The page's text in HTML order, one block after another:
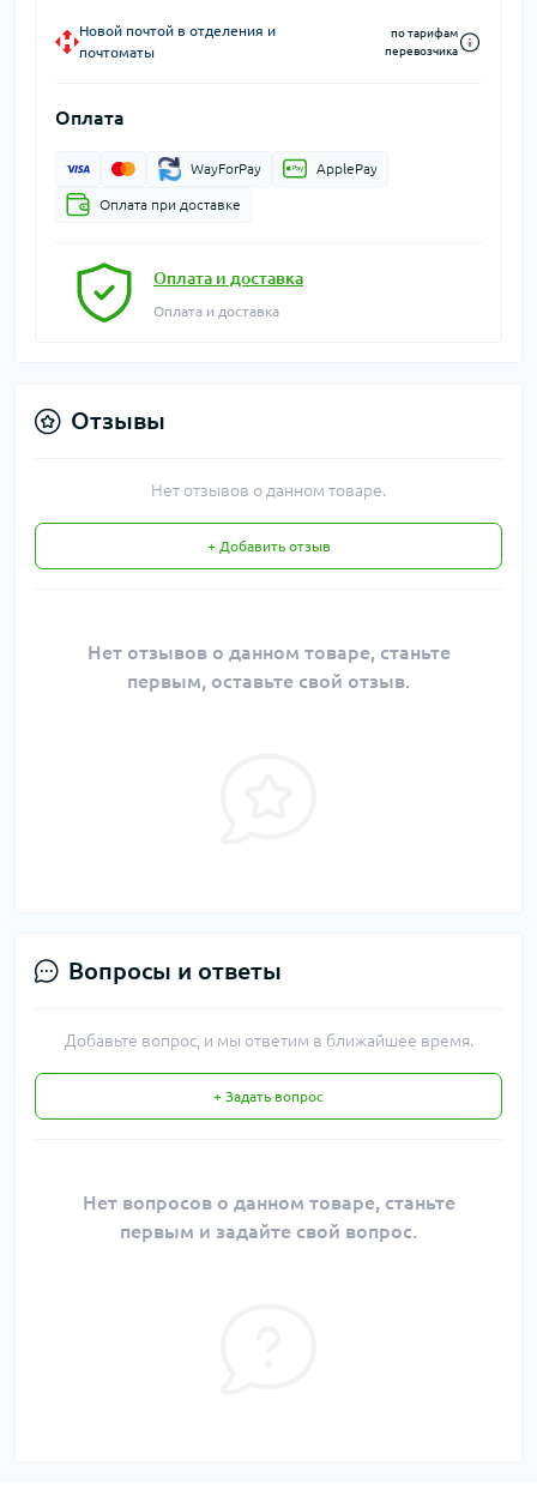
Новой почтой в отделения и
почтоматы
по тарифам
перевозчика
Оплата
WayForPay ApplePay
Оплата при доставке
Оплата и доставка
Оплата и доставка
Отзывы
Нет отзывов о данном товаре.
+ Добавить отзыв
Нет отзывов о данном товаре, станьте
первым, оставьте свой отзыв.
Вопросы и ответы
Добавьте вопрос, и мы ответим в ближайшее время.
+ Задать вопрос
Нет вопросов о данном товаре, станьте
первым и задайте свой вопрос.